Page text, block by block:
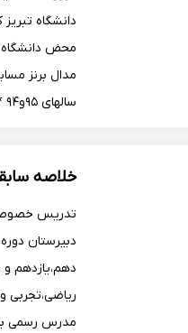
دانشگاه
محض دانشگاه
مدال برنز
فرزانگان
خلاصه
تدریس
دبیرستان
دهم،یازدهم
ریاضی،تجربی
مدرس رسمی